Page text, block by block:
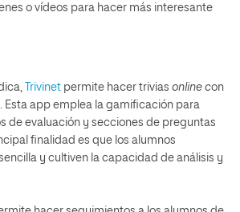
o vídeos para hacer más interesante
Trivinet permite hacer trivias online con
app emplea la gamificación para
de evaluación y secciones de preguntas
finalidad es que los alumnos
y cultiven la capacidad de análisis y